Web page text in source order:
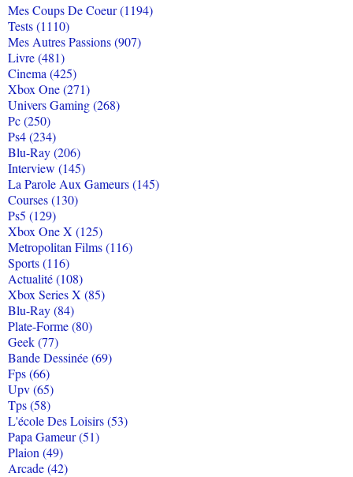
Mes Coups De Coeur (1194)
Tests (1110)
Mes Autres Passions (907)
Livre (481)
Cinema (425)
Xbox One (271)
Univers Gaming (268)
Pc (250)
Ps4 (234)
Blu-Ray (206)
Interview (145)
La Parole Aux Gameurs (145)
Courses (130)
Ps5 (129)
Xbox One X (125)
Metropolitan Films (116)
Sports (116)
Actualité (108)
Xbox Series X (85)
Blu-Ray (84)
Plate-Forme (80)
Geek (77)
Bande Dessinée (69)
Fps (66)
Upv (65)
Tps (58)
L'école Des Loisirs (53)
Papa Gameur (51)
Plaion (49)
Arcade (42)